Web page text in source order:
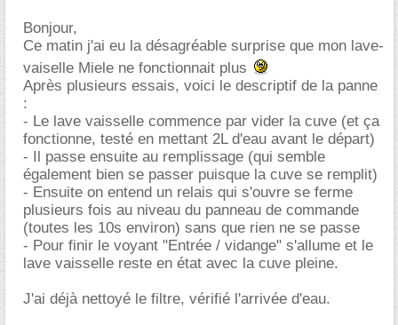
Bonjour,
Ce matin j'ai eu la désagréable surprise que mon lave-
vaiselle Miele ne fonctionnait plus
Après plusieurs essais, voici le descriptif de la panne
:
- Le lave vaisselle commence par vider la cuve (et ça
fonctionne, testé en mettant 2L d'eau avant le départ)
- Il passe ensuite au remplissage (qui semble
également bien se passer puisque la cuve se remplit)
- Ensuite on entend un relais qui s'ouvre se ferme
plusieurs fois au niveau du panneau de commande
(toutes les 10s environ) sans que rien ne se passe
- Pour finir le voyant "Entrée / vidange" s'allume et le
lave vaisselle reste en état avec la cuve pleine.
J'ai déjà nettoyé le filtre, vérifié l'arrivée d'eau.